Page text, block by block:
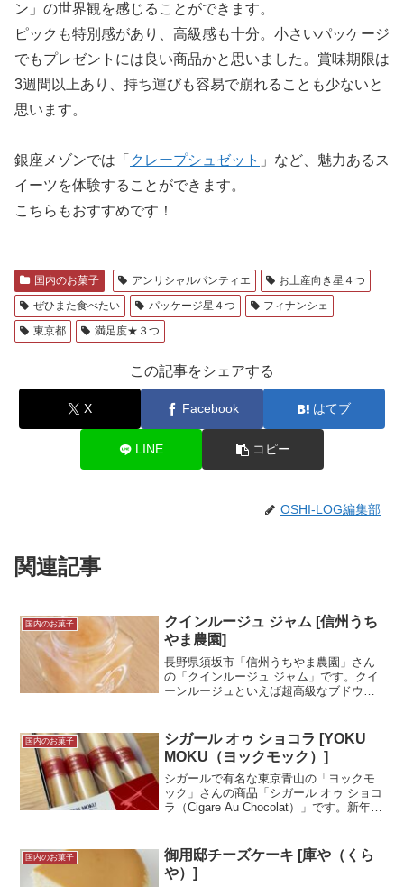
ン」の世界観を感じることができます。
ピックも特別感があり、高級感も十分。小さいパッケージ
でもプレゼントには良い商品かと思いました。賞味期限は
3週間以上あり、持ち運びも容易で崩れることも少ないと
思います。
銀座メゾンでは「 クレープシュゼット 」など、魅力あるス
イーツを体験することができます。
こちらもおすすめです！
国内のお菓子 アンリシャルパンティエ
お土産向き星４つ
ぜひまた食べたい
パッケージ星４つ
フィナンシェ
東京都
満足度★３つ
この記事をシェアする
X Facebook はてブ
LINE コピー
OSHI-LOG編集部
関連記事
国内のお菓子
クインルージュ ジャム [信州うち
やま農園]
長野県須坂市「信州うちやま農園」さん
の「クインルージュ ジャム」です。クイ
ーンルージュといえば超高級なブドウ品
と思いましたがジャムになっても美味し
かったです！試食メモ小...＜続きを読む
＞
国内のお菓子
シガール オゥ ショコラ [YOKU
MOKU（ヨックモック）]
シガールで有名な東京青山の「ヨックモ
ック」さんの商品「シガール オゥ ショコ
ラ（Cigare Au Chocolat）」です。新年の
けど...ヨックモック好きです。写真は...
＜続きを読む＞
国内のお菓子
御用邸チーズケーキ [庫や（くら
や）]